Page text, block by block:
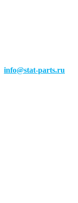
info@stat-parts.ru